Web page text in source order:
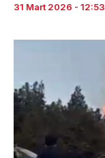
31 Mart 2026 - 12:53